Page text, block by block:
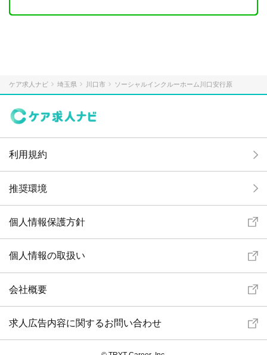
ケア求人ナビ 埼玉県 川口市 ソーシャルインクルーホーム川口安行原
利用規約
推奨環境
個人情報保護方針
個人情報の取扱い
会社概要
求人広告内容に関するお問い合わせ